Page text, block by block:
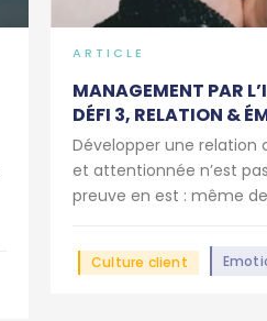
ARTICLE
MANAGEMENT PAR
DÉFI 3, RELATION &
Développer une relation
et attentionnée n’est
preuve en est : même
Culture client